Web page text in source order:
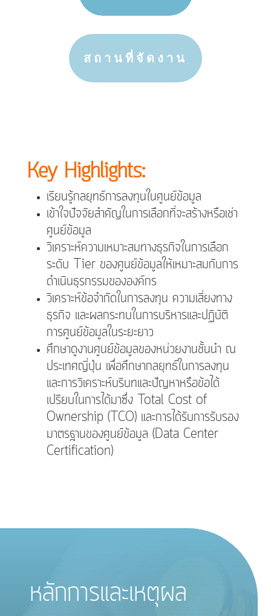
สถานที่จัดงาน
Key Highlights:
เรียนรู้กลยุทธ์การลงทุนในศูนย์ข้อมูล
เข้าใจปัจจัยสำคัญในการเลือกที่จะสร้างหรือเช่า
ศูนย์ข้อมูล
วิเคราะห์ความเหมาะสมทางธุรกิจในการเลือก
ระดับ Tier ของศูนย์ข้อมูลให้เหมาะสมกับการ
ดำเนินธุรกรรมขององค์กร
วิเคราะห์ข้อจำกัดในการลงทุน ความเสี่ยงทาง
ธุรกิจ และผลกระทบในการบริหารและปฏิบัติ
การศูนย์ข้อมูลในระยะยาว
ศึกษาดูงานศูนย์ข้อมูลของหน่วยงานชั้นนำ ณ
ประเทศญี่ปุ่น เพื่อศึกษากลยุทธ์ในการลงทุน
และการวิเคราะห์บริบทและปัญหาหรือข้อได้
เปรียบในการได้มาซึ่ง Total Cost of
Ownership (TCO) และการได้รับการรับรอง
มาตรฐานของศูนย์ข้อมูล (Data Center
Certification)
หลักการและเหตุผล